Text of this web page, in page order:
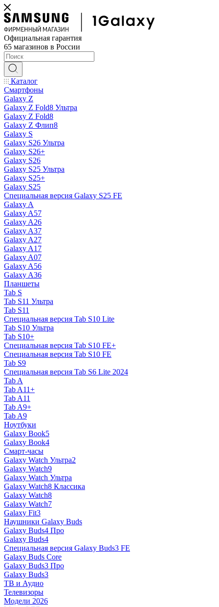
Официальная гарантия
65 магазинов в России
Каталог
Смартфоны
Galaxy Z
Galaxy Z Fold8 Ультра
Galaxy Z Fold8
Galaxy Z Флип8
Galaxy S
Galaxy S26 Ультра
Galaxy S26+
Galaxy S26
Galaxy S25 Ультра
Galaxy S25+
Galaxy S25
Специальная версия Galaxy S25 FE
Galaxy A
Galaxy A57
Galaxy A26
Galaxy A37
Galaxy A27
Galaxy A17
Galaxy A07
Galaxy A56
Galaxy A36
Планшеты
Tab S
Tab S11 Ультра
Tab S11
Специальная версия Tab S10 Lite
Tab S10 Ультра
Tab S10+
Специальная версия Tab S10 FE+
Специальная версия Tab S10 FE
Tab S9
Специальная версия Tab S6 Lite 2024
Tab A
Tab A11+
Tab A11
Tab A9+
Tab A9
Ноутбуки
Galaxy Book5
Galaxy Book4
Смарт-часы
Galaxy Watch Ультра2
Galaxy Watch9
Galaxy Watch Ультра
Galaxy Watch8 Классика
Galaxy Watch8
Galaxy Watch7
Galaxy Fit3
Наушники Galaxy Buds
Galaxy Buds4 Про
Galaxy Buds4
Специальная версия Galaxy Buds3 FE
Galaxy Buds Core
Galaxy Buds3 Про
Galaxy Buds3
ТВ и Аудио
Телевизоры
Модели 2026